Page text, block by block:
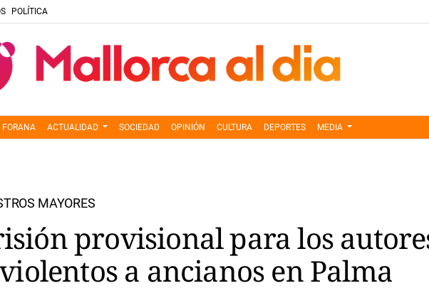
POLÍTICA
FORANA ACTUALIDAD SOCIEDAD OPINIÓN CULTURA DEPORTES MEDIA
MAYORES
provisional para los
a ancianos en Palma